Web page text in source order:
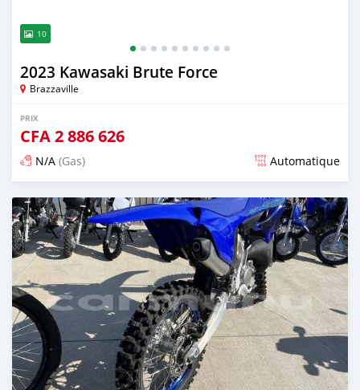
10
2023 Kawasaki Brute Force
Brazzaville
PRIX
CFA2 886 626
N/A (Gas) Automatique
Publié il y a 14 jours